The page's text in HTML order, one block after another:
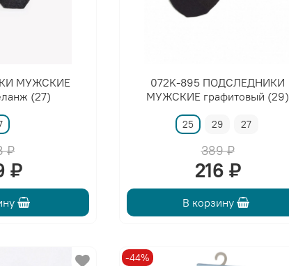
МУЖСКИЕ
(27)
₽
₽
072K-895 ПОДСЛЕДНИКИ
МУЖСКИЕ графитовый (29)
25 29 27
389 ₽
216 ₽
В корзину
-44%